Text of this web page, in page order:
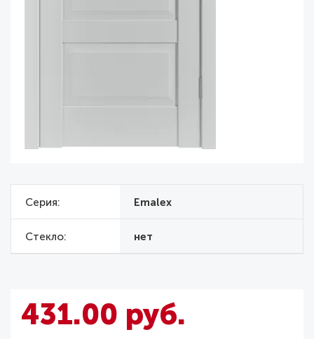
Серия Emalex
Стекло нет
431.00 руб.